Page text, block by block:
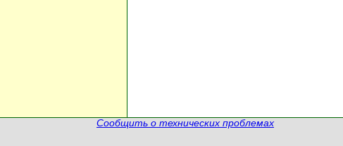
Сообщить о технических проблемах